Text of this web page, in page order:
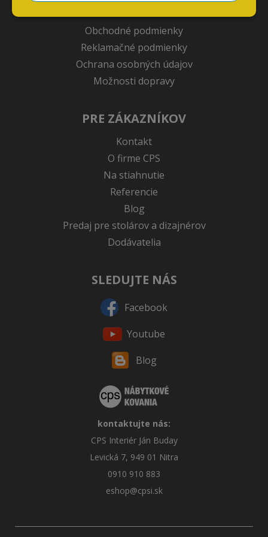
Obchodné podmienky
Reklamačné podmienky
Ochrana osobných údajov
Možnosti dopravy
PRE ZÁKAZNÍKOV
Kontakt
O firme CPS
Na stiahnutie
Referencie
Blog
Predaj pre stolárov a dizajnérov
Dodávatelia
SLEDUJTE NÁS
Facebook
Youtube
Blog
kontaktujte nás:
CPS Interiér Ján Buday
Levická 7, 949 01 Nitra
0910 910 883
eshop@cpsi.sk